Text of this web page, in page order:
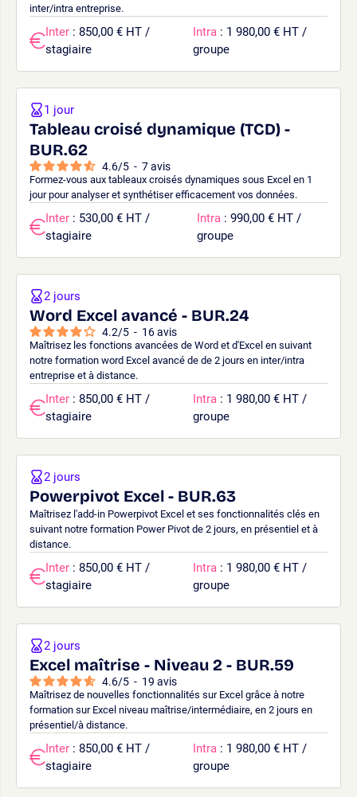
inter/intra entreprise.
Inter : 850,00 € HT /
stagiaire
Intra : 1 980,00 € HT /
groupe
Tableau croisé dynamique (TCD) -
BUR.62
4.6/5 - 7avis
Formez-vous aux tableaux croisés dynamiques sous Excel en 1
jour pour analyser et synthétiser efficacement vos données.
1 jour
Inter : 530,00 € HT /
stagiaire
Intra : 990,00 € HT /
groupe
Word Excel avancé - BUR.24
4.2/5 - 16avis
Maîtrisez les fonctions avancées de Word et d'Excel en suivant
notre formation word Excel avancé de de 2 jours en inter/intra
entreprise et à distance.
2 jours
Inter : 850,00 € HT /
stagiaire
Intra : 1 980,00 € HT /
groupe
Powerpivot Excel - BUR.63
Maîtrisez l'add-in Powerpivot Excel et ses fonctionnalités clés en
suivant notre formation Power Pivot de 2 jours, en présentiel et à
distance.
2 jours
Inter : 850,00 € HT /
stagiaire
Intra : 1 980,00 € HT /
groupe
Excel maîtrise - Niveau 2 - BUR.59
4.6/5 - 19 avis
Maîtrisez de nouvelles fonctionnalités sur Excel grâce à notre
formation sur Excel niveau maîtrise/intermédiaire, en 2 jours en
présentiel/à distance.
2 jours
Inter : 850,00 € HT /
stagiaire
Intra : 1 980,00 € HT /
groupe